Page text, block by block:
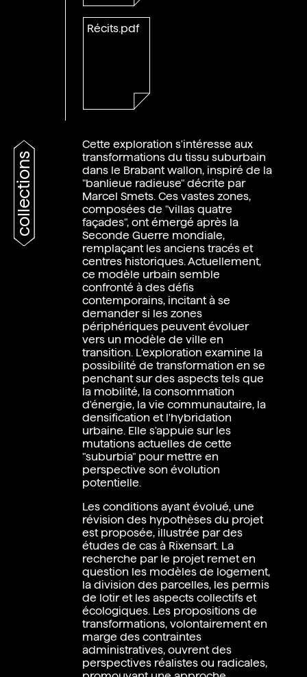
collections
Cette exploration s'intéresse aux
transformations du tissu suburbain
dans le Brabant wallon, inspiré de la
"banlieue radieuse" décrite par
Marcel Smets. Ces vastes zones,
composées de "villas quatre
façades", ont émergé après la
Seconde Guerre mondiale,
remplaçant les anciens tracés et
centres historiques. Actuellement,
ce modèle urbain semble
confronté à des défis
contemporains, incitant à se
demander si les zones
périphériques peuvent évoluer
vers un modèle de ville en
transition. L'exploration examine la
possibilité de transformation en se
penchant sur des aspects tels que
la mobilité, la consommation
d'énergie, la vie communautaire, la
densification et l'hybridation
urbaine. Elle s'appuie sur les
mutations actuelles de cette
"suburbia" pour mettre en
perspective son évolution
potentielle.
Les conditions ayant évolué, une
révision des hypothèses du projet
est proposée, illustrée par des
études de cas à Rixensart. La
recherche par le projet remet en
question les modèles de logement,
la division des parcelles, les permis
de lotir et les aspects collectifs et
écologiques. Les propositions de
transformations, volontairement en
marge des contraintes
administratives, ouvrent des
perspectives réalistes ou radicales,
Récits.pdf